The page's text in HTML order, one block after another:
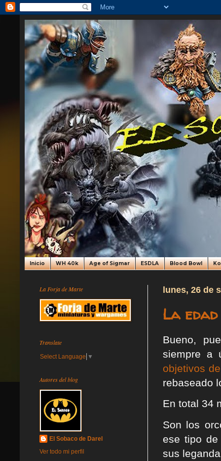
Inicio WH 40k Age of Sigmar ESDLA Blood Bowl
lunes, 26 de
La
Bueno,
siempre a
objetivos
rebaseado
En total 34
Son los
ese tipo de
sus
La Forja de Marte
Translate
Select Language ▼
Autores del blog
El Sobaco de Darel
Ver todo mi perfil